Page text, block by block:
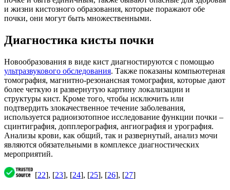
и жизни кистозного образования, которые поражают обе
почки, они могут быть множественными.
Диагностика кисты почки
Новообразования в виде кист диагностируются с помощью
ультразвукового обследования. Также показаны компьютерная
томография, магнитно-резонансная томография, которые дают
более четкую и развернутую картину локализации и
структуры кист. Кроме того, чтобы исключить или
подтвердить злокачественное течение заболевания,
используется радиоизотопное исследование функции почки –
сцинтиграфия, допплерография, ангиография и урография.
Анализы крови, как общий, так и развернутый, анализ мочи
являются обязательными в комплексе диагностических
мероприятий.
[22], [23], [24], [25], [26], [27]